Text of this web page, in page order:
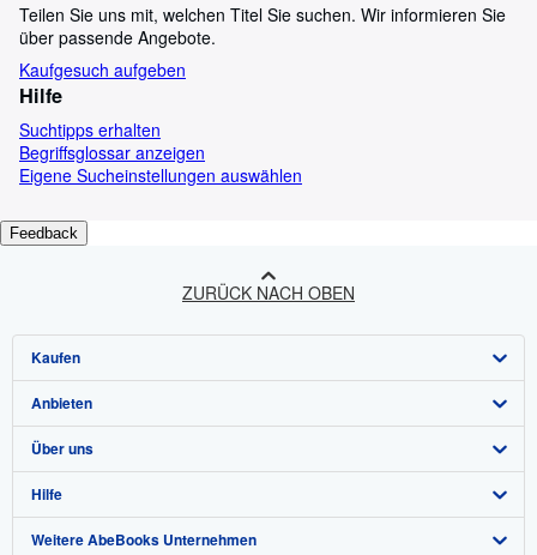
Teilen Sie uns mit, welchen Titel Sie suchen. Wir informieren Sie
über passende Angebote.
Kaufgesuch aufgeben
Hilfe
Suchtipps erhalten
Begriffsglossar anzeigen
Eigene Sucheinstellungen auswählen
Feedback
ZURÜCK NACH OBEN
Kaufen
Detailsuche
Sammlungen
Nutzerkonto
Meine Bestellungen
Anbieten
Verkäufer werden
Partnerprogramm
Empfehlen Sie einen Verkäufer
Über uns
Über uns / Impressum
Presse
Hilfe
Hilfebereich
Weitere AbeBooks Unternehmen